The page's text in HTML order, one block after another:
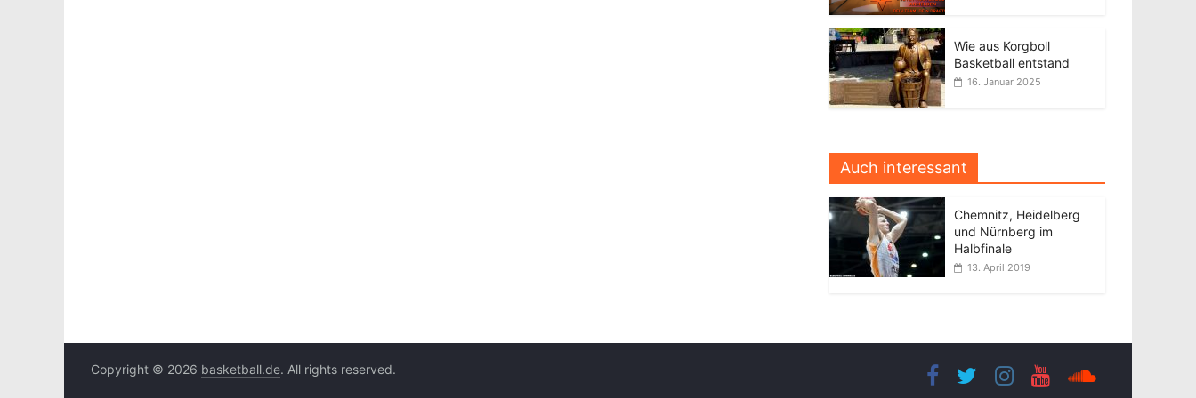
Wie aus Korgboll
Basketball entstand
16. Januar 2025
Auch interessant
Chemnitz, Heidelberg
und Nürnberg im
Halbfinale
13. April 2019
Copyright © 2026 basketball.de. All rights reserved.